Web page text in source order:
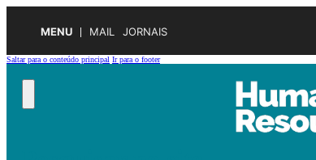
MENU MAIL JORNAIS
Saltar para o conteúdo principal Ir para o footer